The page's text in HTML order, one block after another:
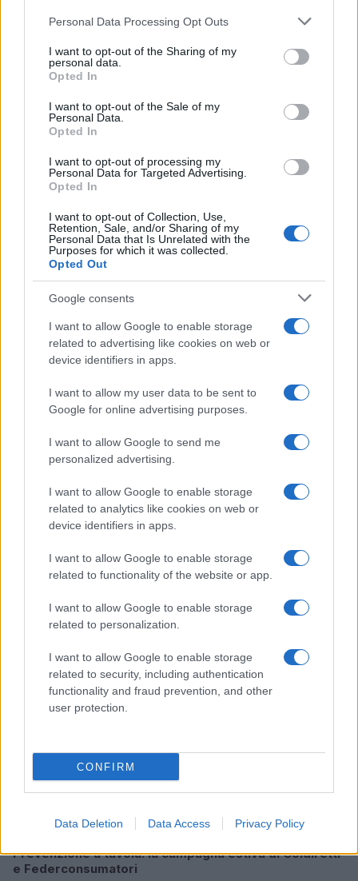
Please note that this website/app uses one or more Google
not limited to your visit or usage behaviour. You may click to
grant or deny consent to Google and its third-party tags to
use your data for below specified purposes in below Google
consent section.
Personal Data Processing Opt Outs
I want to opt-out of the Sharing of my
personal data.
Opted In
I want to opt-out of the Sale of my
Personal Data.
Opted In
I want to opt-out of processing my
Personal Data for Targeted Advertising.
Opted In
I want to opt-out of Collection, Use,
Retention, Sale, and/or Sharing of my
Personal Data that Is Unrelated with the
Purposes for which it was collected.
Opted Out
Google consents
I want to allow Google to enable storage
related to advertising like cookies on web or
device identifiers in apps.
I want to allow my user data to be sent to
Google for online advertising purposes.
I want to allow Google to send me
personalized advertising.
I want to allow Google to enable storage
related to analytics like cookies on web or
device identifiers in apps.
I want to allow Google to enable storage
related to functionality of the website or app.
I want to allow Google to enable storage
related to personalization.
I want to allow Google to enable storage
related to security, including authentication
functionality and fraud prevention, and other
user protection.
CONFIRM
Data Deletion Data Access Privacy Policy
Continua a leggere
SALUTE E BENESSERE
Benefici degli alimenti fermentati: cosa dice la
scienza
SALUTE E BENESSERE
Prevenzione a tavola: la campagna estiva di Coldiretti
e Federconsumatori